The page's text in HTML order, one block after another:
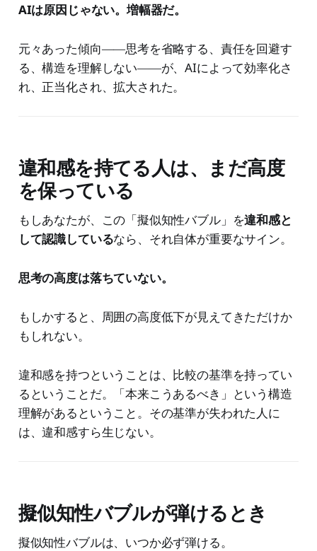
AIは原因じゃない。増幅器だ。
元々あった傾向――思考を省略する、責任を回避す
る、構造を理解しない――が、AIによって効率化さ
れ、正当化され、拡大された。
違和感を持てる人は、まだ高度
を保っている
もしあなたが、この「擬似知性バブル」を違和感と
して認識しているなら、それ自体が重要なサイン。
思考の高度は落ちていない。
もしかすると、周囲の高度低下が見えてきただけか
もしれない。
違和感を持つということは、比較の基準を持ってい
るということだ。「本来こうあるべき」という構造
理解があるということ。その基準が失われた人に
は、違和感すら生じない。
擬似知性バブルが弾けるとき
擬似知性バブルは、いつか必ず弾ける。